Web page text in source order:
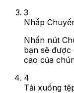
3
Nhấp
Nhấn nút
bạn sẽ được
cao của
4
Tải xuống